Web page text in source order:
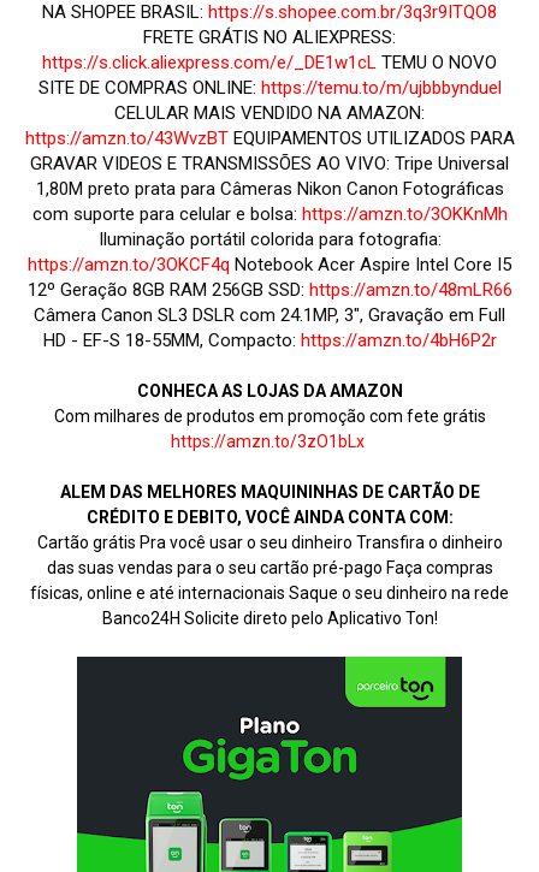
NA SHOPEE BRASIL: https://s.shopee.com.br/3q3r9ITQO8
FRETE GRÁTIS NO ALIEXPRESS:
https://s.click.aliexpress.com/e/_DE1w1cL TEMU O NOVO
SITE DE COMPRAS ONLINE: https://temu.to/m/ujbbbynduel
CELULAR MAIS VENDIDO NA AMAZON:
https://amzn.to/43WvzBTEQUIPAMENTOS UTILIZADOS PARA
GRAVAR VIDEOS E TRANSMISSÕES AO VIVO: Tripe Universal
1,80M preto prata para Câmeras Nikon Canon Fotográficas
com suporte para celular e bolsa: https://amzn.to/3OKKnMh
Iluminação portátil colorida para fotografia:
https://amzn.to/3OKCF4q Notebook Acer Aspire Intel Core I5
12º Geração 8GB RAM 256GB SSD: https://amzn.to/48mLR66
Câmera Canon SL3 DSLR com 24.1MP, 3", Gravação em Full
HD - EF-S 18-55MM, Compacto: https://amzn.to/4bH6P2r
CONHECA AS LOJAS DA AMAZON
Com milhares de produtos em promoção com fete grátis
https://amzn.to/3zO1bLx
ALEM DAS MELHORES MAQUININHAS DE CARTÃO DE
CRÉDITO E DEBITO, VOCÊ AINDA CONTA COM:
Cartão grátis Pra você usar o seu dinheiro Transfira o dinheiro
das suas vendas para o seu cartão pré-pago Faça compras
físicas, online e até internacionais Saque o seu dinheiro na rede
Banco24H Solicite direto pelo Aplicativo Ton!